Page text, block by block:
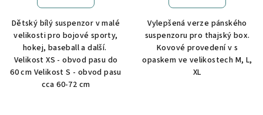
Dětský bílý suspenzor v malé
velikosti pro bojové sporty,
hokej, baseball a další.
Velikost XS - obvod pasu do
60 cm Velikost S - obvod pasu
cca 60-72 cm
Vylepšená verze pánského
suspenzoru pro thajský box.
Kovové provedení v s
opaskem ve velikostech M, L,
XL